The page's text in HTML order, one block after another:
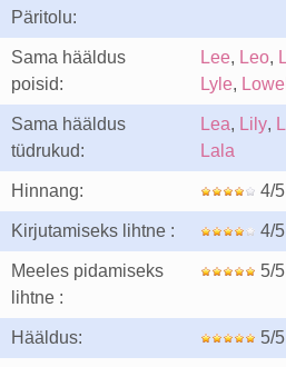
Päritolu:
Sama hääldus
poisid:
Lee, Leo,
Lyle, Lowell
Sama hääldus
tüdrukud:
Lea, Lily,
Lala
Hinnang: 4/
Kirjutamiseks lihtne : 4/
Meeles pidamiseks
lihtne :
5/
Hääldus: 5/